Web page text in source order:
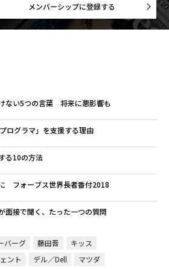
メンバーシップに登録する
ない5つの言葉 将来に悪影響も
ログラマ」を支援する理由
る10の方法
フォーブス世界長者番付2018
面接で聞く、たった一つの質問
バーグ 藤田晋
キッス
ント
デル／Dell マツダ